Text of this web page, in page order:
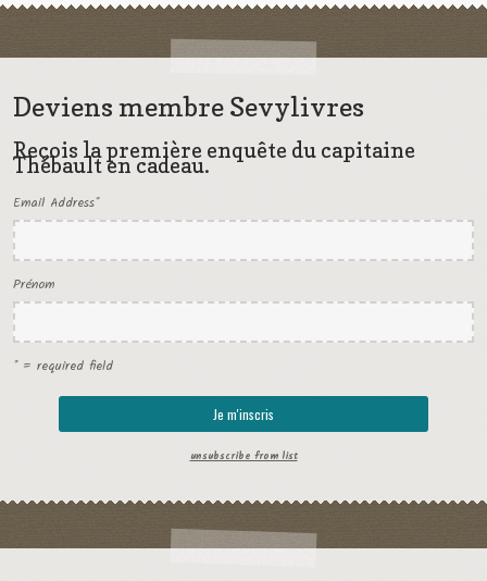
Deviens membre Sevylivres
Reçois la première enquête du capitaine
Thébault en cadeau.
Email Address*
Prénom
* = required field
unsubscribe from list